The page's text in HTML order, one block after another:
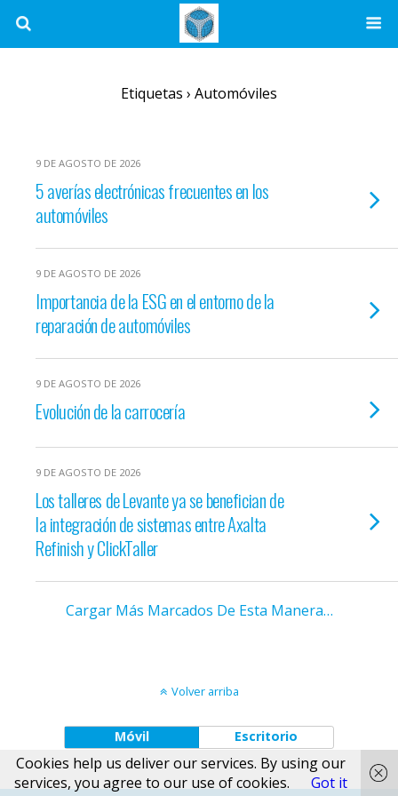
Etiquetas › Automóviles
9 DE AGOSTO DE 2026
5 averías electrónicas frecuentes en los
automóviles
9 DE AGOSTO DE 2026
Importancia de la ESG en el entorno de la
reparación de automóviles
9 DE AGOSTO DE 2026
Evolución de la carrocería
9 DE AGOSTO DE 2026
Los talleres de Levante ya se benefician de
la integración de sistemas entre Axalta
Refinish y ClickTaller
Cargar Más Marcados De Esta Manera…
Volver arriba
Móvil Escritorio
Cookies help us deliver our services. By using our
services, you agree to our use of cookies.
Got it